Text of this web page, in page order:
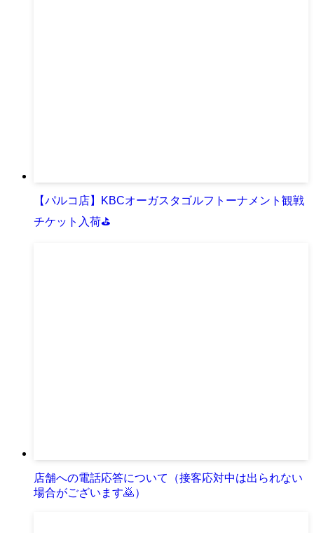
【パルコ店】KBCオーガスタゴルフトーナメント観戦
チケット入荷⛳
店舗への電話応答について（接客応対中は出られない
場合がございます🙇）